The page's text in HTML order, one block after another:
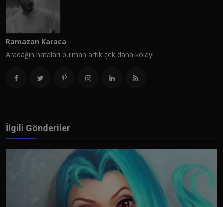
Ramazan Karaca
Aradağın hataları bulman artık çok daha kolay!
İlgili Gönderiler